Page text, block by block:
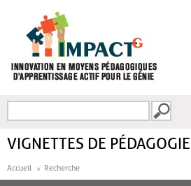
FORMULAIRE DE
VIGNETTES DE
Accueil Recherche